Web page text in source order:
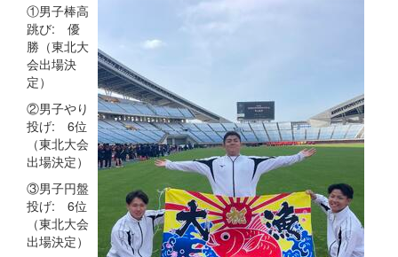
①男子棒高
跳び: 優
勝（東北大
会出場決
定）
②男子やり
投げ: 6位
（東北大会
出場決定）
③男子円盤
投げ: 6位
（東北大会
出場決定）